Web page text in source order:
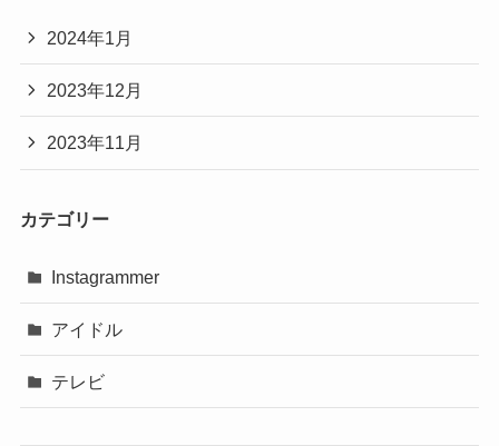
2024年1月
2023年12月
2023年11月
カテゴリー
Instagrammer
アイドル
テレビ